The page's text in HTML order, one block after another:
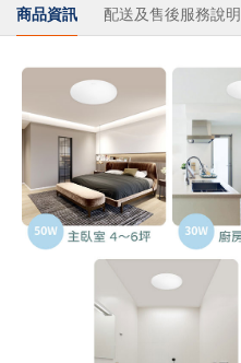
商品資訊 配送及售後服務說明